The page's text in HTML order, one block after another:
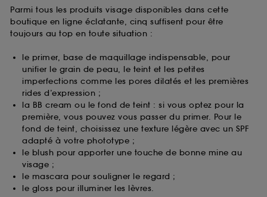
Parmi tous les produits visage disponibles dans cette
boutique en ligne éclatante, cinq suffisent pour être
toujours au top en toute situation :
le primer, base de maquillage indispensable, pour
unifier le grain de peau, le teint et les petites
imperfections comme les pores dilatés et les premières
rides d’expression ;
la BB cream ou le fond de teint : si vous optez pour la
première, vous pouvez vous passer du primer. Pour le
fond de teint, choisissez une texture légère avec un SPF
adapté à votre phototype ;
le blush pour apporter une touche de bonne mine au
visage ;
le mascara pour souligner le regard ;
le gloss pour illuminer les lèvres.